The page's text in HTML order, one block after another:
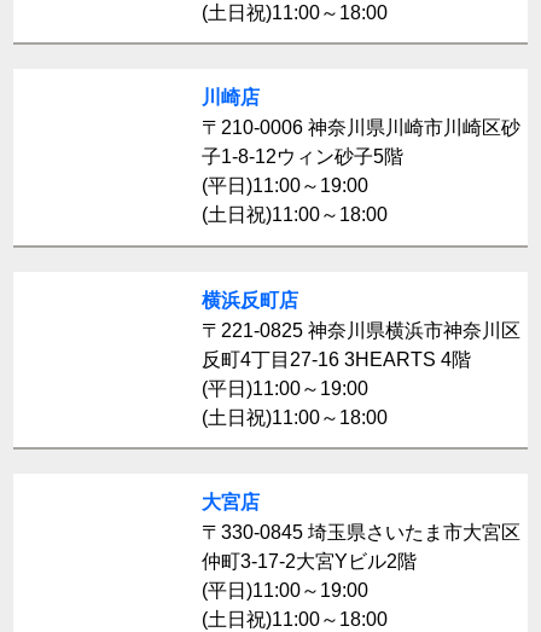
(土日祝)11:00～18:00
川崎店
〒210-0006 神奈川県川崎市川崎区砂
子1-8-12ウィン砂子5階
(平日)11:00～19:00
(土日祝)11:00～18:00
横浜反町店
〒221-0825 神奈川県横浜市神奈川区
反町4丁目27-16 3HEARTS 4階
(平日)11:00～19:00
(土日祝)11:00～18:00
大宮店
〒330-0845 埼玉県さいたま市大宮区
仲町3-17-2大宮Yビル2階
(平日)11:00～19:00
(土日祝)11:00～18:00